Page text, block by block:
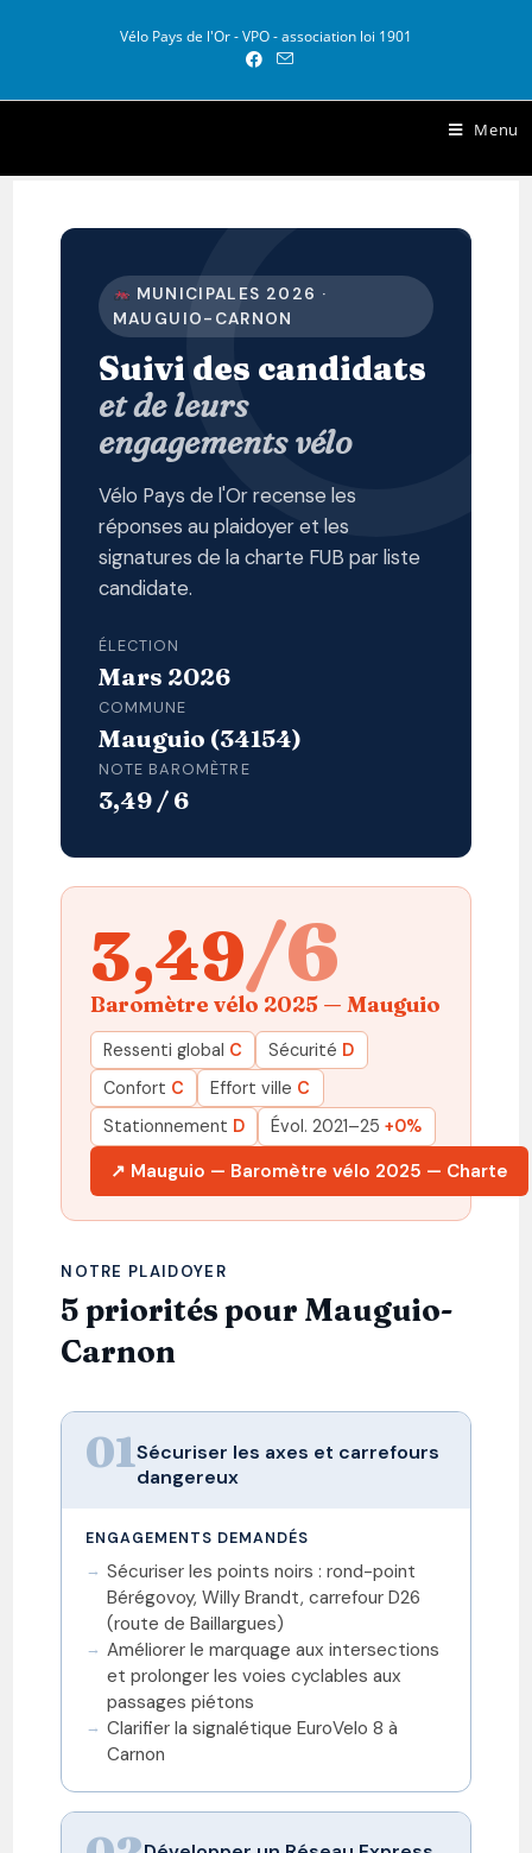
Vélo Pays de l'Or - VPO - association loi 1901
Menu
MUNICIPALES 2026 ·
MAUGUIO-CARNON
Suivi des candidats
et de leurs
engagements vélo
Vélo Pays de l'Or recense les
réponses au plaidoyer et les
signatures de la charte FUB par liste
candidate.
ÉLECTION
Mars 2026
COMMUNE
Mauguio (34154)
NOTE BAROMÈTRE
3,49 / 6
3,49/6
Baromètre vélo 2025 — Mauguio
Ressenti global C Sécurité D
Confort C Effort ville C
Stationnement D Évol. 2021–25+0%
↗ Mauguio — Baromètre vélo 2025 — Charte
NOTRE PLAIDOYER
5 priorités pour Mauguio-
Carnon
01Sécuriser les axes et carrefours
dangereux
ENGAGEMENTS DEMANDÉS
Sécuriser les points noirs : rond-point
Bérégovoy, Willy Brandt, carrefour D26
(route de Baillargues)
Améliorer le marquage aux intersections
et prolonger les voies cyclables aux
passages piétons
Clarifier la signalétique EuroVelo 8 à
Carnon